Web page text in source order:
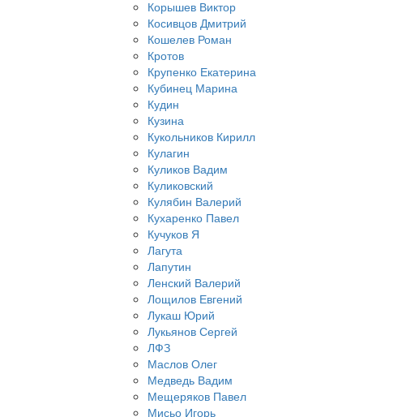
Корышев Виктор
Косивцов Дмитрий
Кошелев Роман
Кротов
Крупенко Екатерина
Кубинец Марина
Кудин
Кузина
Кукольников Кирилл
Кулагин
Куликов Вадим
Куликовский
Кулябин Валерий
Кухаренко Павел
Кучуков Я
Лагута
Лапутин
Ленский Валерий
Лощилов Евгений
Лукаш Юрий
Лукьянов Сергей
ЛФЗ
Маслов Олег
Медведь Вадим
Мещеряков Павел
Мисьо Игорь